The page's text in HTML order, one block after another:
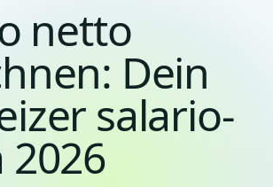
netto
Dein
salario-